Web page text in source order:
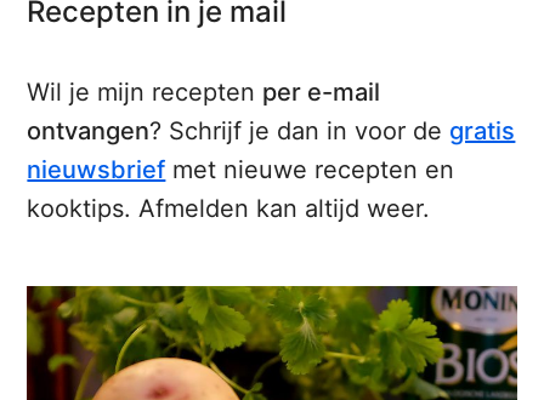
Recepten in je mail
Wil je mijn recepten per e-mail
ontvangen? Schrijf je dan in voor de gratis
nieuwsbrief met nieuwe recepten en
kooktips. Afmelden kan altijd weer.